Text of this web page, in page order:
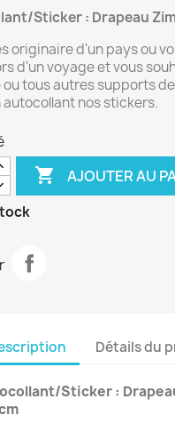
Sticker : Drapeau
originaire d'un pays ou
d'un voyage et vous
tous autres supports
autocollant nos stickers.
 AJOUTER AU
Détails du
Sticker :